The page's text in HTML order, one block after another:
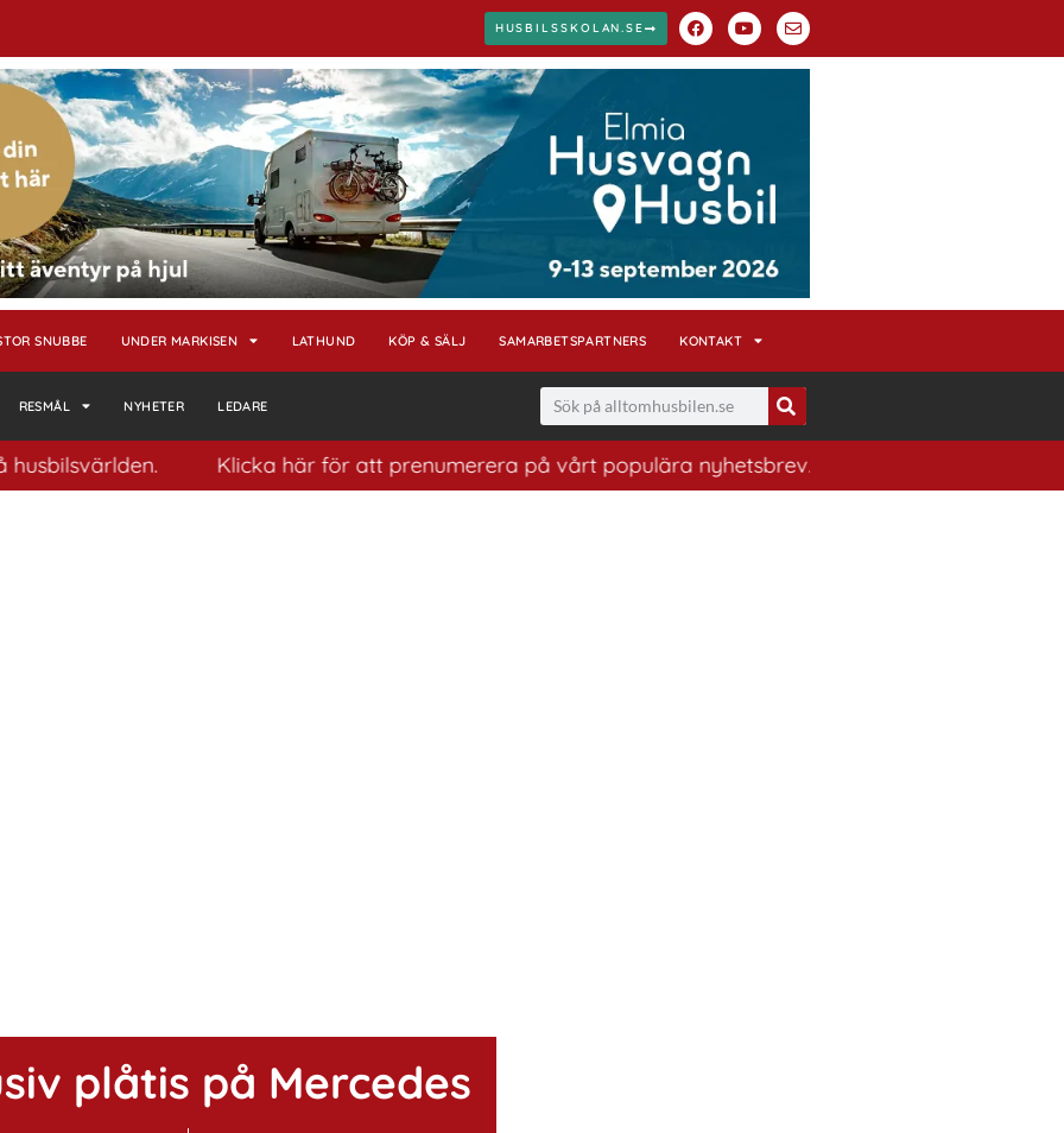
HUSBILSSKOLAN.SE
SNUBBE UNDER MARKISEN LATHUND KÖP & SÄLJ SAMARBETSPARTNERS KONTAKT
RESMÅL NYHETER LEDARE
Klicka här för att prenumerera på vårt populära nyhetsbrev. Ett bra sätt att ha koll på
plåtis på Mercedes